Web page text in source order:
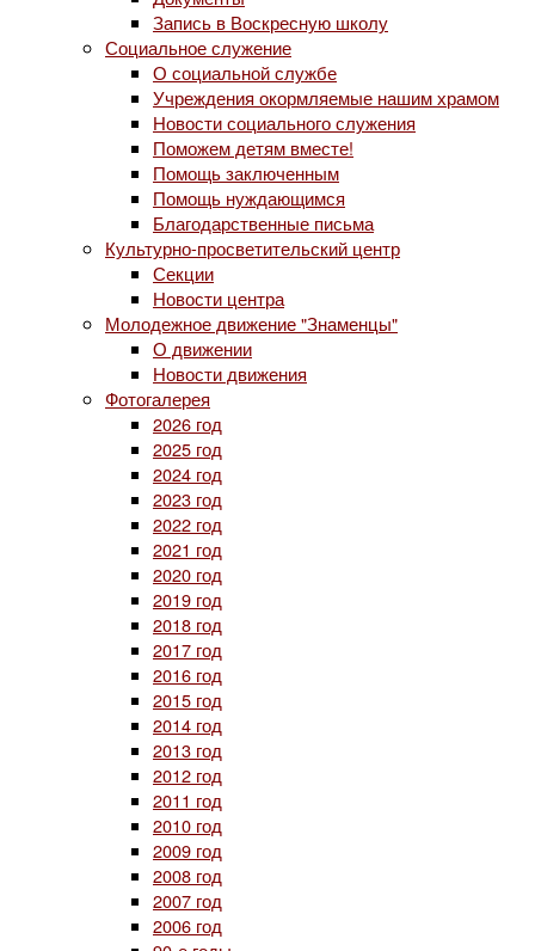
Запись в Воскресную школу
Социальное служение
О социальной службе
Учреждения окормляемые нашим храмом
Новости социального служения
Поможем детям вместе!
Помощь заключенным
Помощь нуждающимся
Благодарственные письма
Культурно-просветительский центр
Секции
Новости центра
Молодежное движение "Знаменцы"
О движении
Новости движения
Фотогалерея
2026 год
2025 год
2024 год
2023 год
2022 год
2021 год
2020 год
2019 год
2018 год
2017 год
2016 год
2015 год
2014 год
2013 год
2012 год
2011 год
2010 год
2009 год
2008 год
2007 год
2006 год